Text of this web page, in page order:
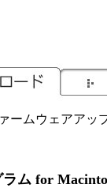
ームウェアアッ
ム for